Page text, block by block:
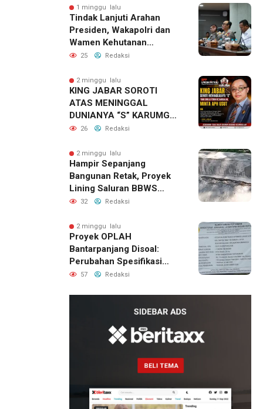
1 minggu lalu
Tindak Lanjuti Arahan
Presiden, Wakapolri dan
Wamen Kehutanan
Konsolidasikan Langkah
dan Karhutla
25 Redaksi
2 minggu lalu
KING JABAR SOROTI
ATAS MENINGGAL
DUNIANYA “S” KARUMGA
EKS JAMPIDSUS.
26 Redaksi
2 minggu lalu
Hampir Sepanjang
Bangunan Retak, Proyek
Lining Saluran BBWS
Citanduy di Desa Bumireja
32 Redaksi
2 minggu lalu
Proyek OPLAH
Bantarpanjang Disoal:
Perubahan Spesifikasi
Saluran Irigasi Diduga
57 Redaksi